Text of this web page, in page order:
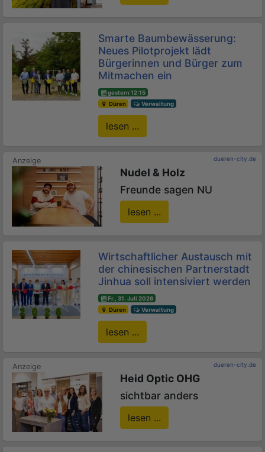
Smarte Baumbewässerung:
Neues Pilotprojekt lädt
Bürgerinnen und Bürger zum
Mitmachen ein
gestern 12:15
Düren
Verwaltung
lesen ...
dueren-city.de
Nudel & Holz
Freunde sagen NU
lesen ...
Wirtschaftlicher Austausch mit
der chinesischen Partnerstadt
Jinhua soll intensiviert werden
Fr., 31. Juli 2026
Düren
Verwaltung
lesen ...
dueren-city.de
Heid Optic OHG
sichtbar anders
lesen ...